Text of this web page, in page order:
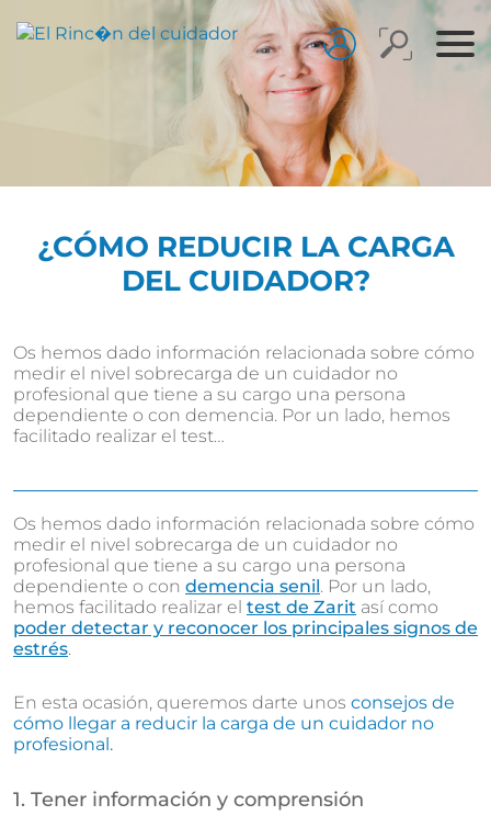
¿CÓMO REDUCIR LA CARGA
DEL CUIDADOR?
Os hemos dado información relacionada sobre cómo
medir el nivel sobrecarga de un cuidador no
profesional que tiene a su cargo una persona
dependiente o con demencia. Por un lado, hemos
facilitado realizar el test…
Os hemos dado información relacionada sobre cómo
medir el nivel sobrecarga de un cuidador no
profesional que tiene a su cargo una persona
dependiente o con demencia senil. Por un lado,
hemos facilitado realizar el test de Zarit así como
poder detectar y reconocer los principales signos de
estrés.
En esta ocasión, queremos darte unos consejos de
cómo llegar a reducir la carga de un cuidador no
profesional.
1. Tener información y comprensión